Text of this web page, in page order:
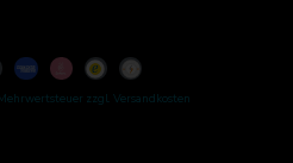
zzgl. Versandkosten